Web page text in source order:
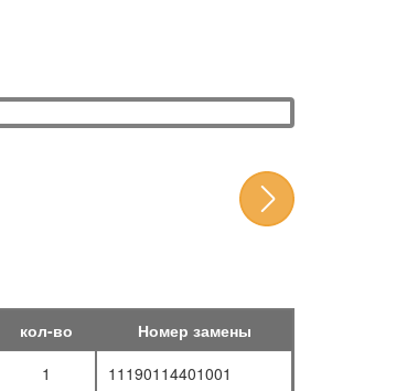
кол-во
Номер замены
1 11190114401001